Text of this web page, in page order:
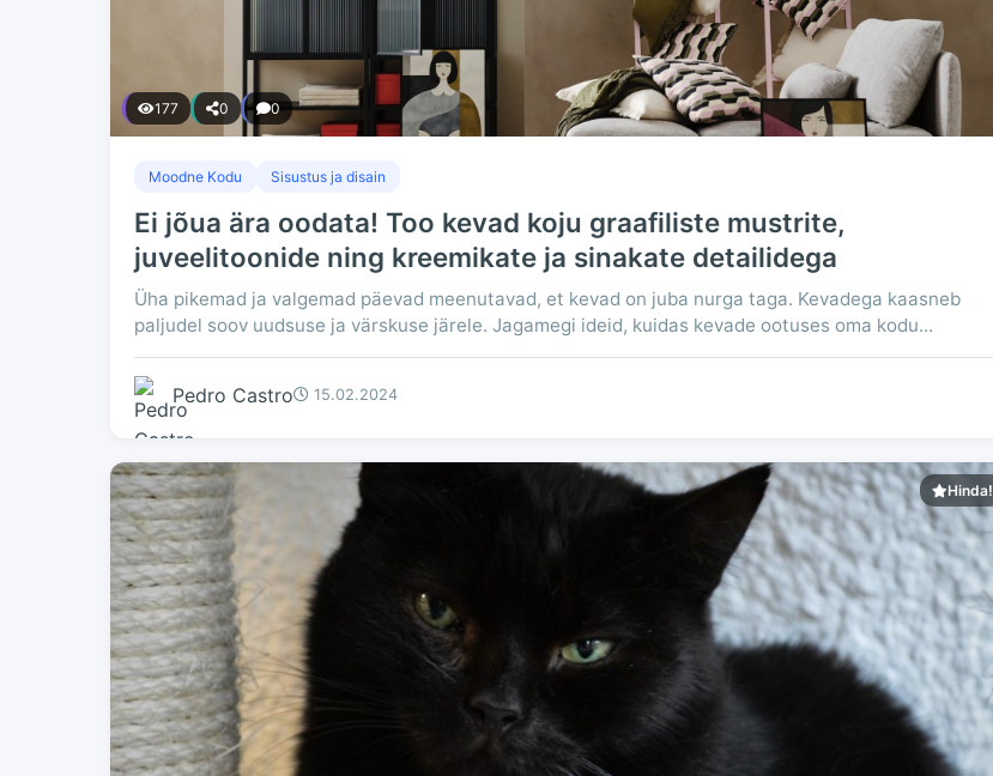
177 0 0
Moodne Kodu Sisustus ja disain
Ei jõua ära oodata! Too kevad koju graafiliste mustrite,
juveelitoonide ning kreemikate ja sinakate detailidega
Üha pikemad ja valgemad päevad meenutavad, et kevad on juba nurga taga. Kevadega kaasneb
paljudel soov uudsuse ja värskuse järele. Jagamegi ideid, kuidas kevade ootuses oma kodu...
Pedro Castro 15.02.2024
Hinda!